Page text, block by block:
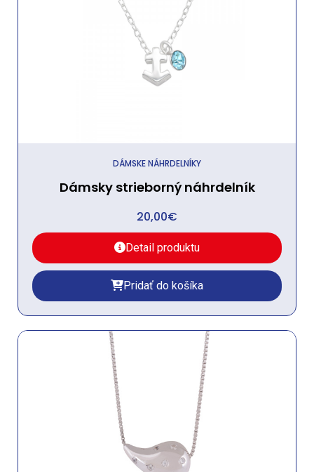
DÁMSKE NÁHRDELNÍKY
Dámsky strieborný náhrdelník
20,00€
Detail produktu
Pridať do košíka